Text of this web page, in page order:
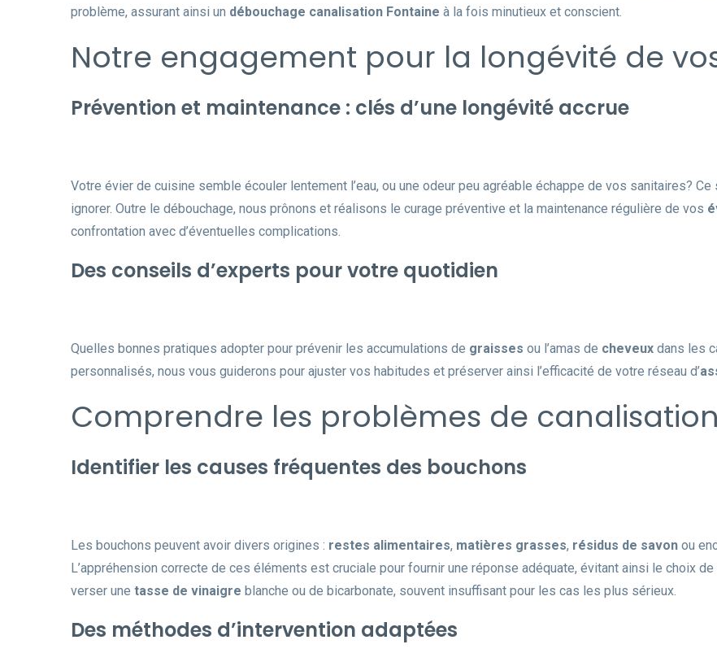
problème, assurant ainsi un débouchage canalisation Fontaine à la fois minutieux et conscient.
Notre engagement pour la longévité de
Prévention et maintenance : clés d’une longévité accrue
Votre évier de cuisine semble écouler lentement l’eau, ou une odeur peu agréable échappe de vos sanitaires?
ignorer. Outre le débouchage, nous prônons et réalisons le curage préventive et la maintenance régulière de vos
confrontation avec d’éventuelles complications.
Des conseils d’experts pour votre quotidien
Quelles bonnes pratiques adopter pour prévenir les accumulations de graisses ou l’amas de cheveux dans les
personnalisés, nous vous guiderons pour ajuster vos habitudes et préserver ainsi l’efficacité de votre réseau d’
Comprendre les problèmes de canalisation
Identifier les causes fréquentes des bouchons
Les bouchons peuvent avoir divers origines : restes alimentaires, matières grasses, résidus de savon ou
L’appréhension correcte de ces éléments est cruciale pour fournir une réponse adéquate, évitant ainsi le choix
verser une tasse de vinaigre blanche ou de bicarbonate, souvent insuffisant pour les cas les plus sérieux.
Des méthodes d’intervention adaptées